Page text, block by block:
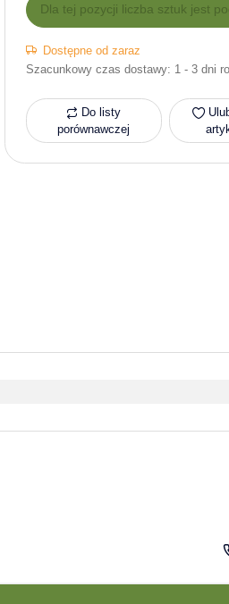
x
Dla tej pozycji liczba sztuk jest
Dostępne od zaraz
Szacunkowy czas dostawy: 1 - 3 dni
Do listy
porównawczej